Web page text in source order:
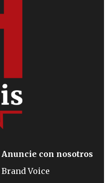
Anuncie con nosotros
Brand Voice